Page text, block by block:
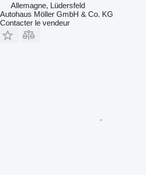
Allemagne, Lüdersfeld
Autohaus Möller GmbH & Co. KG
Contacter le vendeur